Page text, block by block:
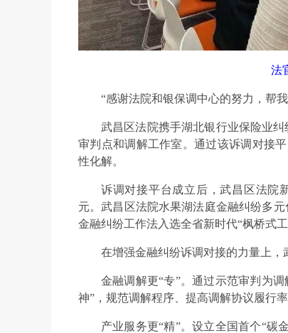
法
“感谢法院和银保调中心的努力，帮
武昌区法院携手湖北银行业保险业
审判点和调解工作室。通过该诉调对接
性化解。
诉调对接平台成立后，武昌区法院
元。武昌区法院水果湖法庭金融纠纷多
金融纠纷工作法入选全省新时代“枫桥式工
在增强金融纠纷诉调对接的力量上
金融调解更“专”。通过示范审判为
神”，规范调解程序、提高调解协议履行率
产业服务更“精”。设立全国首个“碳